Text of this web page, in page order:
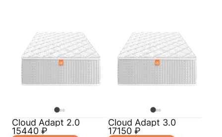
Cloud Adapt 2.0
15440 ₽
Cloud Adapt 3.0
17150 ₽